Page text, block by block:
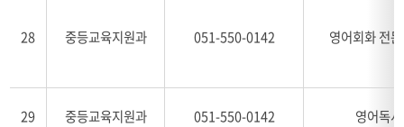
28 중등교육지원과 051-550-0142 영어회화 전
29 중등교육지원과 051-550-0142 영어독